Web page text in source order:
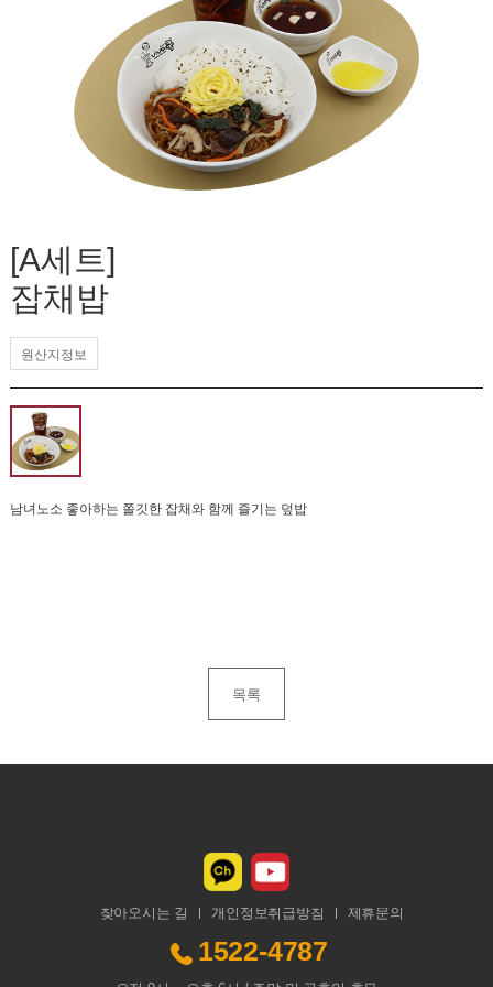
[A세트]
잡채밥
원산지정보
남녀노소 좋아하는 쫄깃한 잡채와 함께 즐기는 덮밥
목록
찾아오시는 길 개인정보취급방침 제휴문의
1522-4787